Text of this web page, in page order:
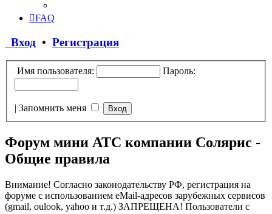
FAQ
Вход • Регистрация
Имя пользователя: Пароль:
| Запомнить меня
Форум мини АТС компании Солярис -
Общие правила
Внимание! Согласно законодательству РФ, регистрация на
форуме с использованием eMail-адресов зарубежных сервисов
(gmail, oulook, yahoo и т.д.) ЗАПРЕЩЕНА! Пользователи с